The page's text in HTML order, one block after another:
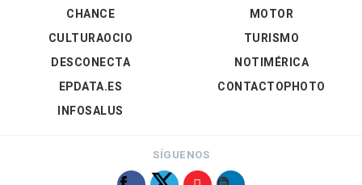
CHANCE
CULTURAOCIO
DESCONECTA
EPDATA.ES
INFOSALUS
MOTOR
TURISMO
NOTIMÉRICA
CONTACTOPHOTO
SÍGUENOS